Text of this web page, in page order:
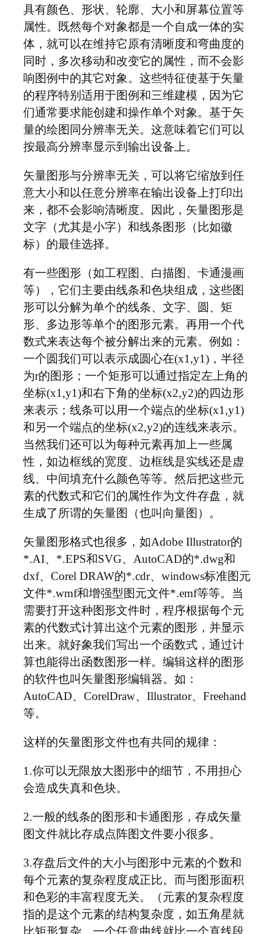
具有颜色、形状、轮廓、大小和屏幕位置等
属性。既然每个对象都是一个自成一体的实
体，就可以在维持它原有清晰度和弯曲度的
同时，多次移动和改变它的属性，而不会影
响图例中的其它对象。这些特征使基于矢量
的程序特别适用于图例和三维建模，因为它
们通常要求能创建和操作单个对象。基于矢
量的绘图同分辨率无关。这意味着它们可以
按最高分辨率显示到输出设备上。
矢量图形与分辨率无关，可以将它缩放到任
意大小和以任意分辨率在输出设备上打印出
来，都不会影响清晰度。因此，矢量图形是
文字（尤其是小字）和线条图形（比如徽
标）的最佳选择。
有一些图形（如工程图、白描图、卡通漫画
等），它们主要由线条和色块组成，这些图
形可以分解为单个的线条、文字、圆、矩
形、多边形等单个的图形元素。再用一个代
数式来表达每个被分解出来的元素。例如：
一个圆我们可以表示成圆心在(x1,y1)，半径
为r的图形；一个矩形可以通过指定左上角的
坐标(x1,y1)和右下角的坐标(x2,y2)的四边形
来表示；线条可以用一个端点的坐标(x1,y1)
和另一个端点的坐标(x2,y2)的连线来表示。
当然我们还可以为每种元素再加上一些属
性，如边框线的宽度、边框线是实线还是虚
线、中间填充什么颜色等等。然后把这些元
素的代数式和它们的属性作为文件存盘，就
生成了所谓的矢量图（也叫向量图）。
矢量图形格式也很多，如Adobe Illustrator的
*.AI、*.EPS和SVG、AutoCAD的*.dwg和
dxf、Corel DRAW的*.cdr、windows标准图元
文件*.wmf和增强型图元文件*.emf等等。当
需要打开这种图形文件时，程序根据每个元
素的代数式计算出这个元素的图形，并显示
出来。就好象我们写出一个函数式，通过计
算也能得出函数图形一样。编辑这样的图形
的软件也叫矢量图形编辑器。如：
AutoCAD、CorelDraw、Illustrator、Freehand
等。
这样的矢量图形文件也有共同的规律：
1.你可以无限放大图形中的细节，不用担心
会造成失真和色块。
2.一般的线条的图形和卡通图形，存成矢量
图文件就比存成点阵图文件要小很多。
3.存盘后文件的大小与图形中元素的个数和
每个元素的复杂程度成正比。而与图形面积
和色彩的丰富程度无关。（元素的复杂程度
指的是这个元素的结构复杂度，如五角星就